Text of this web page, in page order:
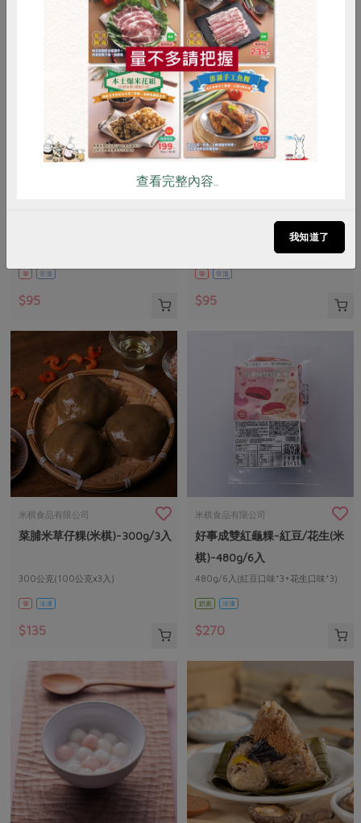
葷 常溫
$95
向記食品股份有限公司
葷 常溫
$95
米棋食品有限公司
菜脯米草仔粿(米棋)-300g/3入
300公克(100公克x3入)
葷 冷凍
$135
米棋食品有限公司
好事成雙紅龜粿-紅豆/花生(米
棋)-480g/6入
480g/6入(紅豆口味*3+花生口味*3)
奶素 冷凍
$270
RPET 食譜 減硝酸鹽
雞蛋 食安 共同購買
查看完整內容..
我知道了